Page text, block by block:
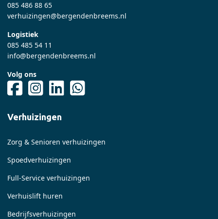
085 486 88 65
verhuizingen@bergendenbreems.nl
Logistiek
085 485 54 11
info@bergendenbreems.nl
Volg ons
Verhuizingen
Zorg & Senioren verhuizingen
Spoedverhuizingen
Full-Service verhuizingen
Verhuislift huren
Bedrijfsverhuizingen